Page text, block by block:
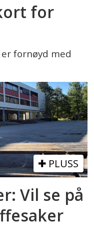
for
fornøyd med
PLUSS
Vil se på